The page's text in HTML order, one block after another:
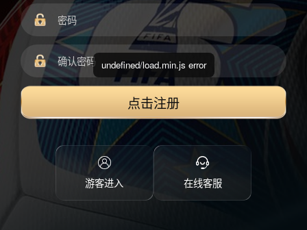
点击注册
游客进入 在线客服
undefined/load.min.js error